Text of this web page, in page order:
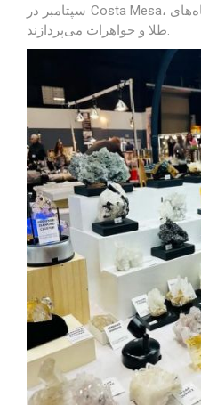
سپتامبر در Costa Mesa، ایالات متحده آمریکا، به نمایشگاه‌های